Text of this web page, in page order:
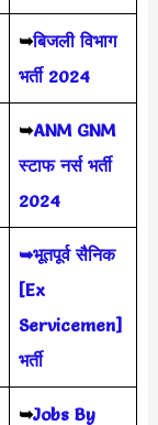
➥बिजली विभाग
भर्ती 2024
➥ANM GNM
स्टाफ नर्स भर्ती
2024
➥भूतपूर्व सैनिक
[Ex
Servicemen]
भर्ती
➥Jobs By